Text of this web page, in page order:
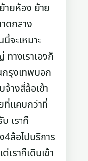
ายห้อง ย้าย
ดกลาง
จะเหมาะ
างเราเองก็
กรุงเทพบอก
างสี่ล้อเข้า
ที่แคบกว่าที่
เราก็
4ล้อไปบริการ
เราก็เดินเข้า